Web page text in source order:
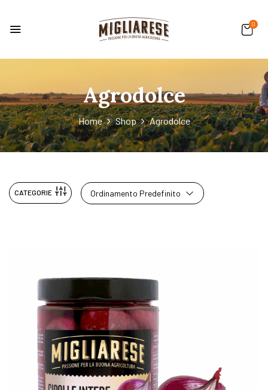
0
Agrodolce
Home Shop Agrodolce
CATEGORIE Ordinamento Predefinito